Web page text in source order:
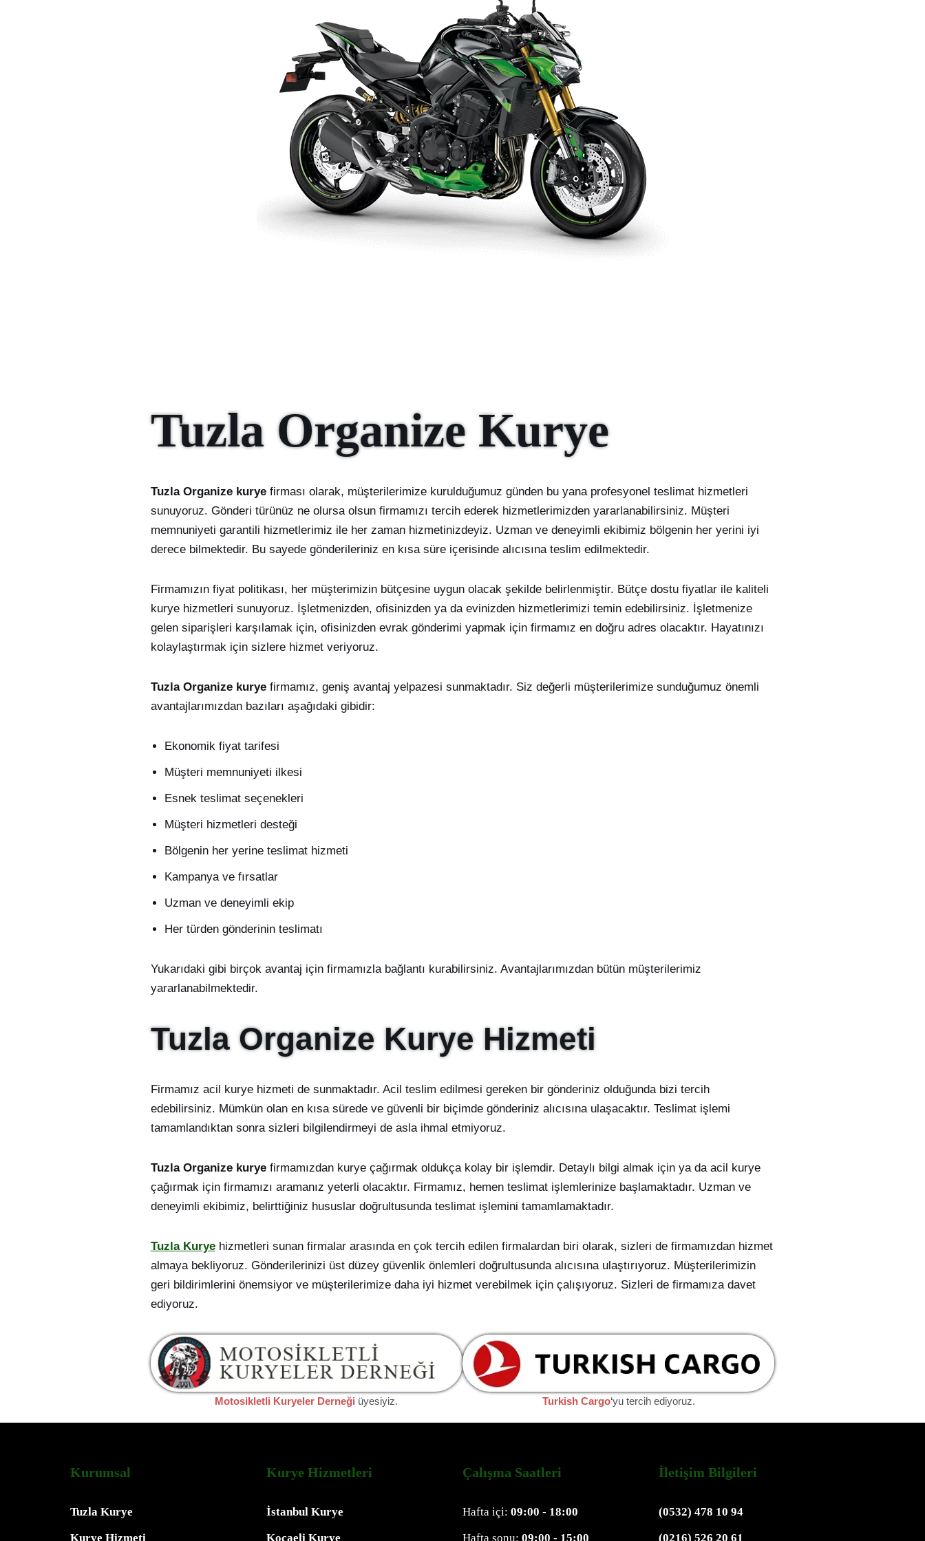
Tuzla Organize Kurye
Tuzla Organize kuryefirması olarak, müşterilerimize kurulduğumuz günden bu yana profesyonel teslimat hizmetleri
sunuyoruz. Gönderi türünüz ne olursa olsun firmamızı tercih ederek hizmetlerimizden yararlanabilirsiniz. Müşteri
memnuniyeti garantili hizmetlerimiz ile her zaman hizmetinizdeyiz. Uzman ve deneyimli ekibimiz bölgenin her yerini iyi
derece bilmektedir. Bu sayede gönderileriniz en kısa süre içerisinde alıcısına teslim edilmektedir.
Firmamızın fiyat politikası, her müşterimizin bütçesine uygun olacak şekilde belirlenmiştir. Bütçe dostu fiyatlar ile kaliteli
kurye hizmetleri sunuyoruz. İşletmenizden, ofisinizden ya da evinizden hizmetlerimizi temin edebilirsiniz. İşletmenize
gelen siparişleri karşılamak için, ofisinizden evrak gönderimi yapmak için firmamız en doğru adres olacaktır. Hayatınızı
kolaylaştırmak için sizlere hizmet veriyoruz.
Tuzla Organize kurye firmamız, geniş avantaj yelpazesi sunmaktadır. Siz değerli müşterilerimize sunduğumuz önemli
avantajlarımızdan bazıları aşağıdaki gibidir:
Ekonomik fiyat tarifesi
Müşteri memnuniyeti ilkesi
Esnek teslimat seçenekleri
Müşteri hizmetleri desteği
Bölgenin her yerine teslimat hizmeti
Kampanya ve fırsatlar
Uzman ve deneyimli ekip
Her türden gönderinin teslimatı
Yukarıdaki gibi birçok avantaj için firmamızla bağlantı kurabilirsiniz. Avantajlarımızdan bütün müşterilerimiz
yararlanabilmektedir.
Tuzla Organize Kurye Hizmeti
Firmamız acil kurye hizmeti de sunmaktadır. Acil teslim edilmesi gereken bir gönderiniz olduğunda bizi tercih
edebilirsiniz. Mümkün olan en kısa sürede ve güvenli bir biçimde gönderiniz alıcısına ulaşacaktır. Teslimat işlemi
tamamlandıktan sonra sizleri bilgilendirmeyi de asla ihmal etmiyoruz.
Tuzla Organize kurye firmamızdan kurye çağırmak oldukça kolay bir işlemdir. Detaylı bilgi almak için ya da acil kurye
çağırmak için firmamızı aramanız yeterli olacaktır. Firmamız, hemen teslimat işlemlerinize başlamaktadır. Uzman ve
deneyimli ekibimiz, belirttiğiniz hususlar doğrultusunda teslimat işlemini tamamlamaktadır.
Tuzla Kuryehizmetleri sunan firmalar arasında en çok tercih edilen firmalardan biri olarak, sizleri de firmamızdan hizmet
almaya bekliyoruz. Gönderilerinizi üst düzey güvenlik önlemleri doğrultusunda alıcısına ulaştırıyoruz. Müşterilerimizin
geri bildirimlerini önemsiyor ve müşterilerimize daha iyi hizmet verebilmek için çalışıyoruz. Sizleri de firmamıza davet
ediyoruz.
Motosikletli Kuryeler Derneği üyesiyiz. Turkish Cargo‘yu tercih ediyoruz.
Kurumsal
Tuzla Kurye
Kurye Hizmeti
Kurye Hizmetleri
İstanbul Kurye
Kocaeli Kurye
Çalışma Saatleri
Hafta içi: 09:00 - 18:00
Hafta sonu: 09:00 - 15:00
İletişim Bilgileri
(0532) 478 10 94
(0216) 526 20 61